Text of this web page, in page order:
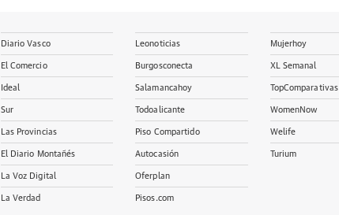
Diario Vasco
El Comercio
Ideal
Sur
Las Provincias
El Diario Montañés
La Voz Digital
La Verdad
Leonoticias
Burgosconecta
Salamancahoy
Todoalicante
Piso Compartido
Autocasión
Oferplan
Pisos.com
Mujerhoy
XL Semanal
TopComparativas
WomenNow
Welife
Turium